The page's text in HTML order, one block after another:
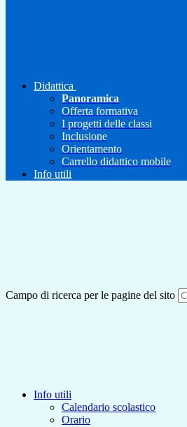
Didattica
Panoramica
Offerta formativa
I progetti delle classi
Inclusione
Orientamento
Carrello didattico mobile
Info utili
Campo di ricerca per le pagine del sito
Info utili
Calendario scolastico
Orario